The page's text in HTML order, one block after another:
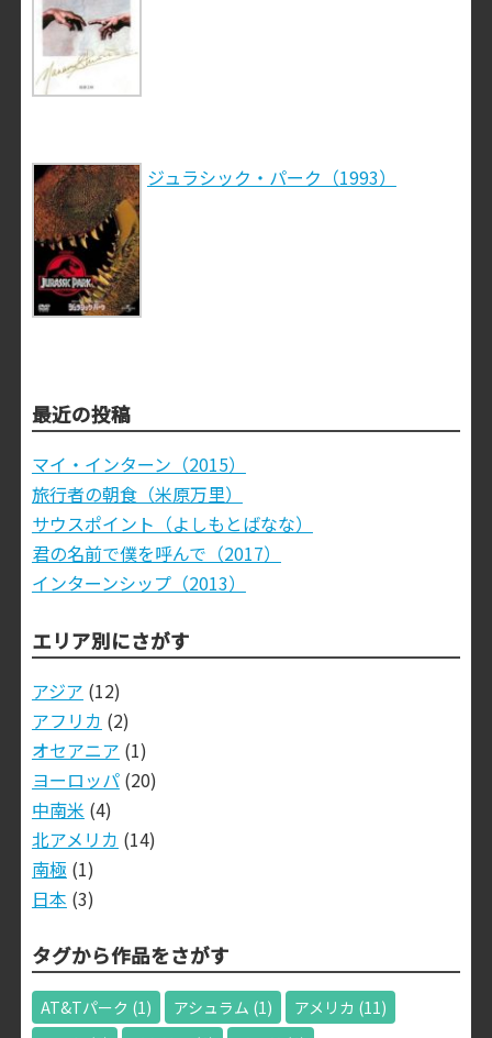
ジュラシック・パーク（1993）
最近の投稿
マイ・インターン（2015）
旅行者の朝食（米原万里）
サウスポイント（よしもとばなな）
君の名前で僕を呼んで（2017）
インターンシップ（2013）
エリア別にさがす
アジア (12)
アフリカ (2)
オセアニア (1)
ヨーロッパ(20)
中南米 (4)
北アメリカ (14)
南極 (1)
日本 (3)
タグから作品をさがす
AT&Tパーク (1) アシュラム (1) アメリカ (11)